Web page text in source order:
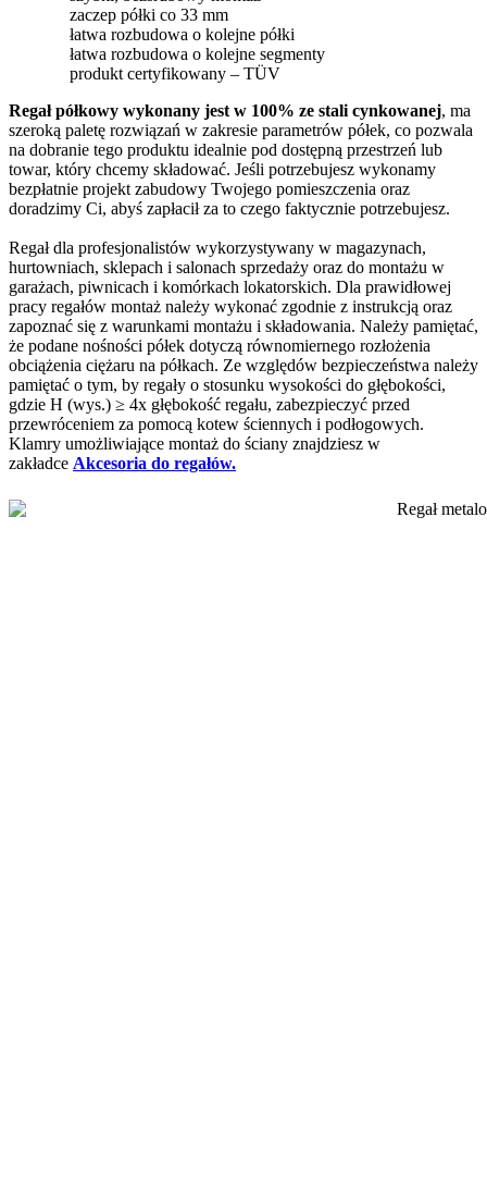
zaczep półki co 33 mm
łatwa rozbudowa o kolejne półki
łatwa rozbudowa o kolejne segmenty
produkt certyfikowany – TÜV
Regał półkowy wykonany jest w 100% ze stali cynkowanej, ma
szeroką paletę rozwiązań w zakresie parametrów półek, co pozwala
na dobranie tego produktu idealnie pod dostępną przestrzeń lub
towar, który chcemy składować. Jeśli potrzebujesz wykonamy
bezpłatnie projekt zabudowy Twojego pomieszczenia oraz
doradzimy Ci, abyś zapłacił za to czego faktycznie potrzebujesz.
Regał dla profesjonalistów wykorzystywany w magazynach,
hurtowniach, sklepach i salonach sprzedaży oraz do montażu w
garażach, piwnicach i komórkach lokatorskich. Dla prawidłowej
pracy regałów montaż należy wykonać zgodnie z instrukcją oraz
zapoznać się z warunkami montażu i składowania. Należy pamiętać,
że podane nośności półek dotyczą równomiernego rozłożenia
obciążenia ciężaru na półkach. Ze względów bezpieczeństwa należy
pamiętać o tym, by regały o stosunku wysokości do głębokości,
gdzie H (wys.) ≥ 4x głębokość regału, zabezpieczyć przed
przewróceniem za pomocą kotew ściennych i podłogowych.
Klamry umożliwiające montaż do ściany znajdziesz w
zakładce Akcesoria do regałów.